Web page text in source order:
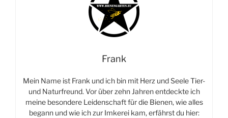
Frank
Mein Name ist Frank und ich bin mit Herz und Seele Tier-
und Naturfreund. Vor über zehn Jahren entdeckte ich
meine besondere Leidenschaft für die Bienen, wie alles
begann und wie ich zur Imkerei kam, erfährst du hier: